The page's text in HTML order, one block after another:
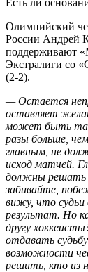
Олимпийский
России Андрей
поддерживают
Экстралиги со
(2-2).
— Остается
оставляет
может быть
разы больше,
главным, не
исход матчей.
должны решать
забивайте,
вижу, что судьи
результат. Но
другу
отдавать
возможности
решить, кто из